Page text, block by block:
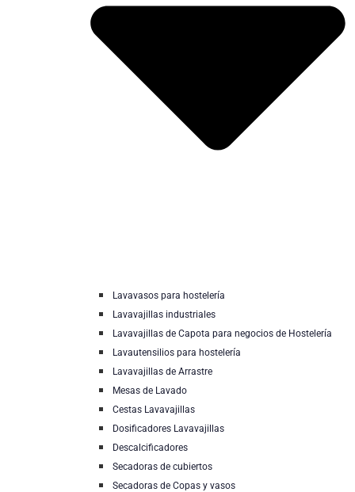
Lavavasos para hostelería
Lavavajillas industriales
Lavavajillas de Capota para negocios de Hostelería
Lavautensilios para hostelería
Lavavajillas de Arrastre
Mesas de Lavado
Cestas Lavavajillas
Dosificadores Lavavajillas
Descalcificadores
Secadoras de cubiertos
Secadoras de Copas y vasos